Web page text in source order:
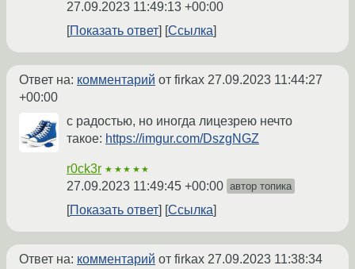
27.09.2023 11:49:13 +00:00
Показать ответ
Ссылка
Ответ на: комментарий от firkax 27.09.2023 11:44:27
+00:00
с радостью, но иногда лицезрею нечто
такое: https://imgur.com/DszgNGZ
r0ck3r ★★★★★
27.09.2023 11:49:45 +00:00 автор топика
Показать ответ Ссылка
Ответ на: комментарий от firkax 27.09.2023 11:38:34